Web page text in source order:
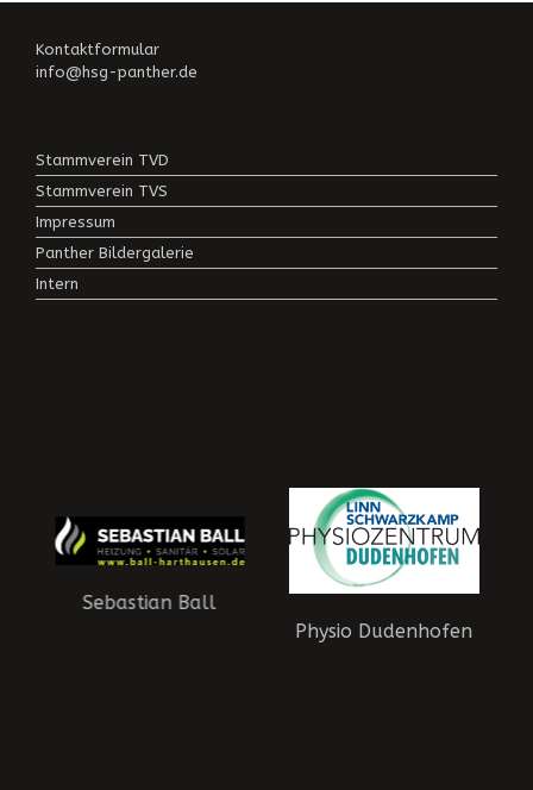
Kontaktformular
info@hsg-panther.de
Stammverein TVD
Stammverein TVS
Impressum
Panther Bildergalerie
Intern
Sebastian Ball
Physio Dudenhofen